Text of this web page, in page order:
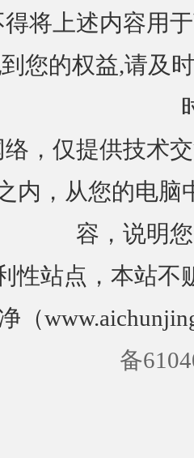
将上述内容用
您的权益,请及
，仅提供技术
内，从您的电
容，说明
性站点，本站不
（
备